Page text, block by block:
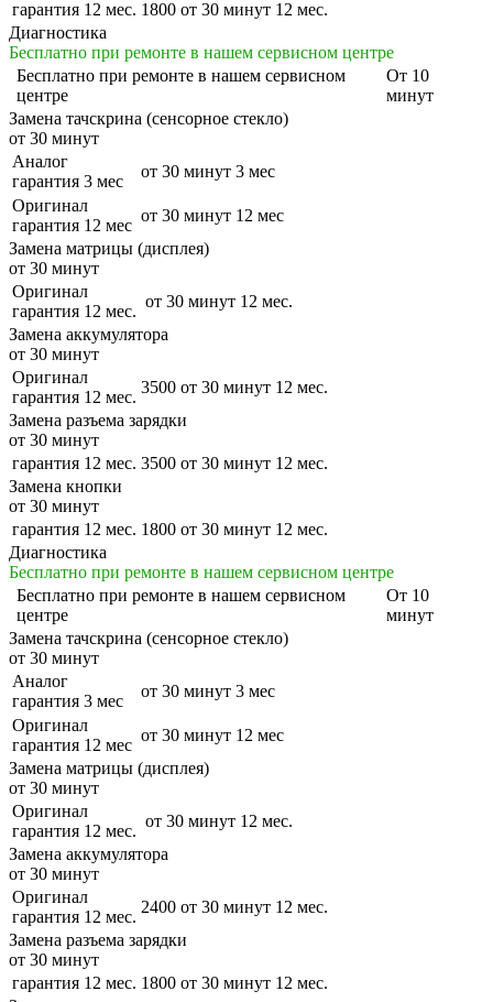
гарантия 12 мес. 1800 от 30 минут 12 мес.
Диагностика
Бесплатно при ремонте в нашем сервисном центре
Бесплатно при ремонте в нашем сервисном
центре
От 10
минут
Замена тачскрина (сенсорное стекло)
от 30 минут
Аналог
гарантия 3 мес
от 30 минут 3 мес
Оригинал
гарантия 12 мес
от 30 минут 12 мес
Замена матрицы (дисплея)
от 30 минут
Оригинал
гарантия 12 мес.
от 30 минут 12 мес.
Замена аккумулятора
от 30 минут
Оригинал
гарантия 12 мес.
3500 от 30 минут 12 мес.
Замена разъема зарядки
от 30 минут
гарантия 12 мес. 3500 от 30 минут 12 мес.
Замена кнопки
от 30 минут
гарантия 12 мес. 1800 от 30 минут 12 мес.
Диагностика
Бесплатно при ремонте в нашем сервисном центре
Бесплатно при ремонте в нашем сервисном
центре
От 10
минут
Замена тачскрина (сенсорное стекло)
от 30 минут
Аналог
гарантия 3 мес
от 30 минут 3 мес
Оригинал
гарантия 12 мес
от 30 минут 12 мес
Замена матрицы (дисплея)
от 30 минут
Оригинал
гарантия 12 мес.
от 30 минут 12 мес.
Замена аккумулятора
от 30 минут
Оригинал
гарантия 12 мес.
2400 от 30 минут 12 мес.
Замена разъема зарядки
от 30 минут
гарантия 12 мес. 1800 от 30 минут 12 мес.